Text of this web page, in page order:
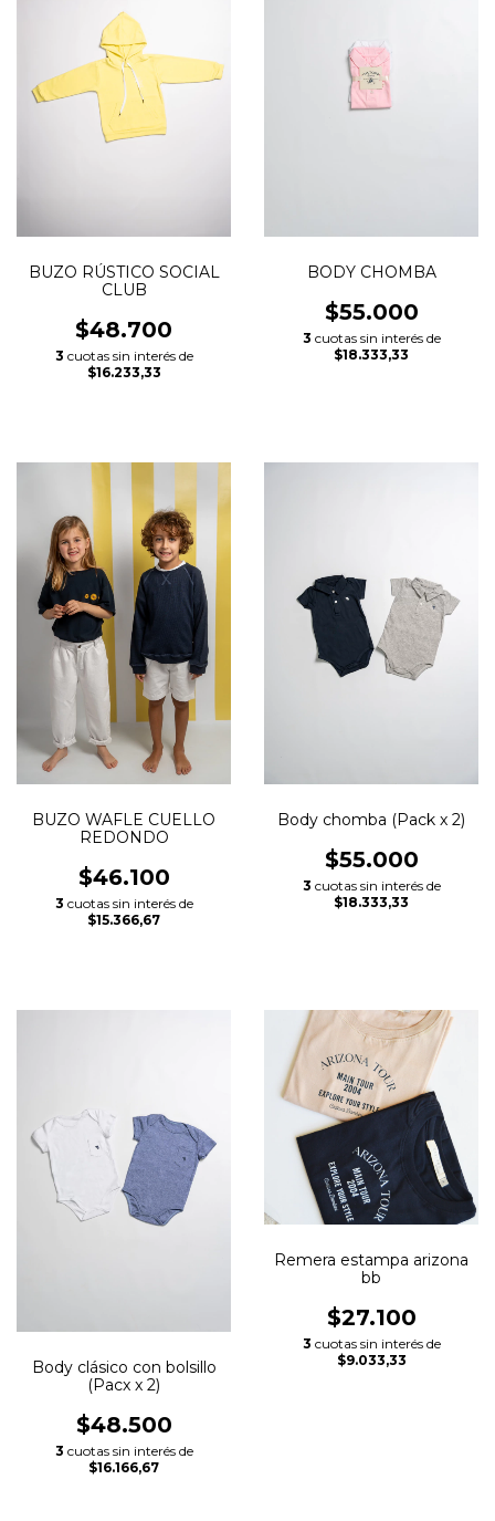
BUZO RÚSTICO SOCIAL
CLUB
$48.700
3 cuotas sin interés de
$16.233,33
BODY CHOMBA
$55.000
3 cuotas sin interés de
$18.333,33
BUZO WAFLE CUELLO
REDONDO
$46.100
3 cuotas sin interés de
$15.366,67
Body chomba (Pack x 2)
$55.000
3 cuotas sin interés de
$18.333,33
Body clásico con bolsillo
(Pacx x 2)
$48.500
3 cuotas sin interés de
$16.166,67
Remera estampa arizona
bb
$27.100
3 cuotas sin interés de
$9.033,33